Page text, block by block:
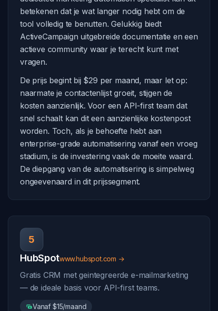
betekenen dat je wat langer nodig hebt om de
tool volledig te benutten. Gelukkig biedt
ActiveCampaign uitgebreide documentatie en een
actieve community waar je terecht kunt met
vragen.
De prijs begint bij $29 per maand, maar let op:
naarmate je contactenlijst groeit, stijgen de
kosten aanzienlijk. Voor een API-first team dat
snel schaalt kan dit een aanzienlijke kostenpost
worden. Toch, als je behoefte hebt aan
enterprise-grade automatisering vanaf een vroeg
stadium, is de investering vaak de moeite waard.
De diepgang van de automatisering is simpelweg
ongeevenaard in dit prijssegment.
5
HubSpotwww.hubspot.com →
Gratis CRM met geintegreerde e-mailmarketing
— de ideale basis voor API-first teams.
Vanaf $15/maand